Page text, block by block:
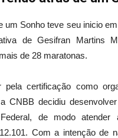
um Sonho teve seu inicio
de Gesifran Martins
de 28 maratonas.
pela certificação como
CNBB decidiu
de modo atender
Com a intenção de